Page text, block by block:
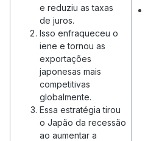
e reduziu as taxas
de juros.
Isso enfraqueceu o
iene e tornou as
exportações
japonesas mais
competitivas
globalmente.
Essa estratégia tirou
o Japão da recessão
ao aumentar a